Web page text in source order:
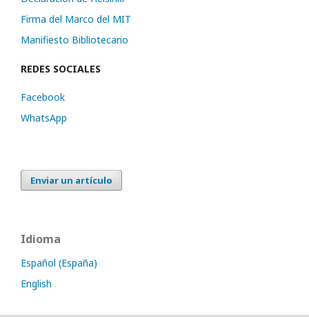
Firma del Marco del MIT
Manifiesto Bibliotecario
REDES SOCIALES
Facebook
WhatsApp
Enviar un artículo
Idioma
Español (España)
English